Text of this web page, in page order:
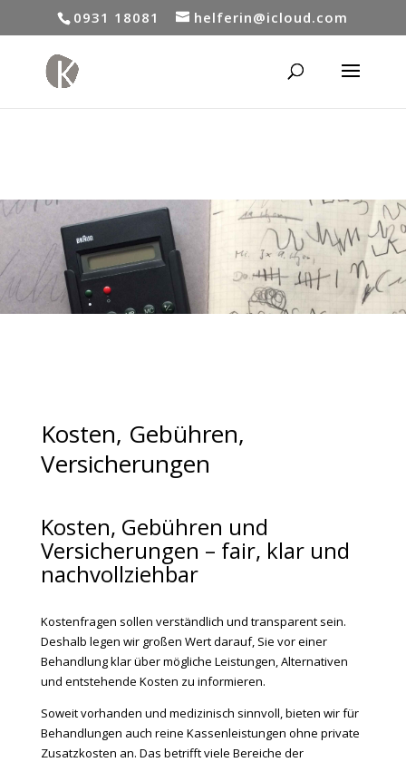
0931 18081 helferin@icloud.com
Kosten, Gebühren,
Versicherungen
Kosten, Gebühren und
Versicherungen – fair, klar und
nachvollziehbar
Kostenfragen sollen verständlich und transparent sein.
Deshalb legen wir großen Wert darauf, Sie vor einer
Behandlung klar über mögliche Leistungen, Alternativen
und entstehende Kosten zu informieren.
Soweit vorhanden und medizinisch sinnvoll, bieten wir für
Behandlungen auch reine Kassenleistungen ohne private
Zusatzkosten an. Das betrifft viele Bereiche der